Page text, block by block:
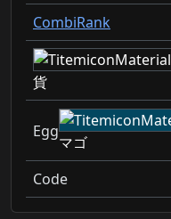
CombiRank
貨
Egg
マゴ
Code